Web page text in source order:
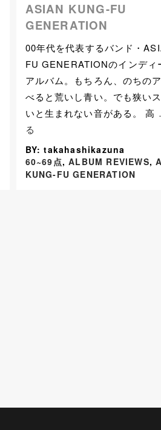
ASIAN KUNG-FU
GENERATION
00年代を代表するバンド・
FU GENERATIONのインディ
アルバム。もちろん、のちの
べると荒いし青い。でも狭い
いと生まれない音がある。 高
る
BY: takahashikazuna
60~69点,ALBUM REVIEWS,
KUNG-FU GENERATION